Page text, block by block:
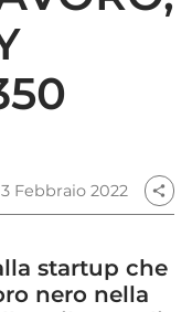
3 Febbraio 2022 share
startup che
nero nella